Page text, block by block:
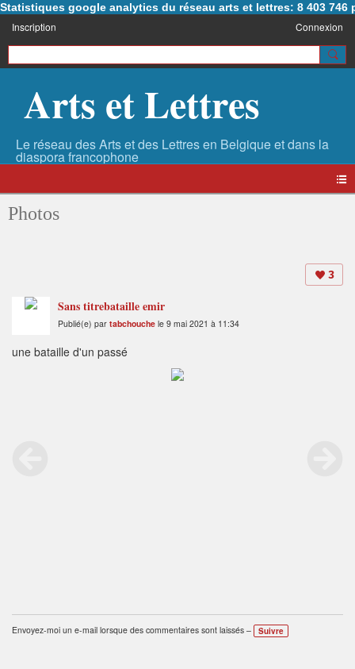
Statistiques google analytics du réseau arts et lettres: 8 403 746
Inscription Connexion
Arts et Lettres
Photos
3
Sans titrebataille emir
Publié(e) par tabchouche le 9 mai 2021 à 11:34
une bataille d'un passé
Envoyez-moi un e-mail lorsque des commentaires sont laissés – Suivre